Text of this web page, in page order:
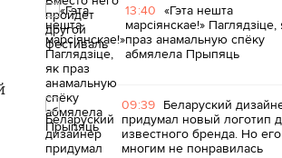
13:40 «Гэта нешта
марсіянскае!» Паглядзіце,
праз анамальную спёку
абмялела Прыпяць
09:39 Беларуский
придумал новый логотип
известного бренда. Но
многим не понравилась